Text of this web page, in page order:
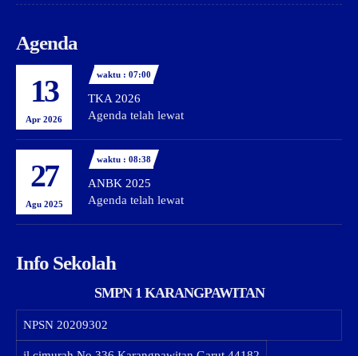
Agenda
13
Apr 2026
waktu : 07:00
TKA 2026
Agenda telah lewat
27
Agu 2025
waktu : 08:38
ANBK 2025
Agenda telah lewat
Info Sekolah
SMPN 1 KARANGPAWITAN
NPSN 20209302